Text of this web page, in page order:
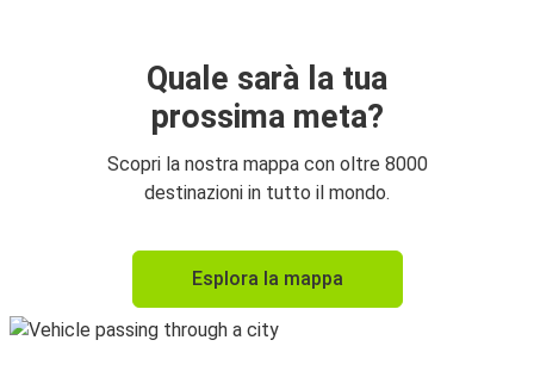
Quale sarà la tua
prossima meta?
Scopri la nostra mappa con oltre 8000
destinazioni in tutto il mondo.
Esplora la mappa